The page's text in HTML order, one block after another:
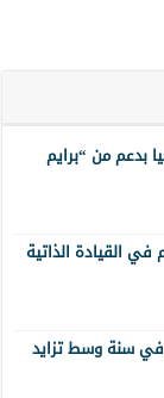
بدعم من “برايم
القيادة الذاتية
في سنة وسط تزايد